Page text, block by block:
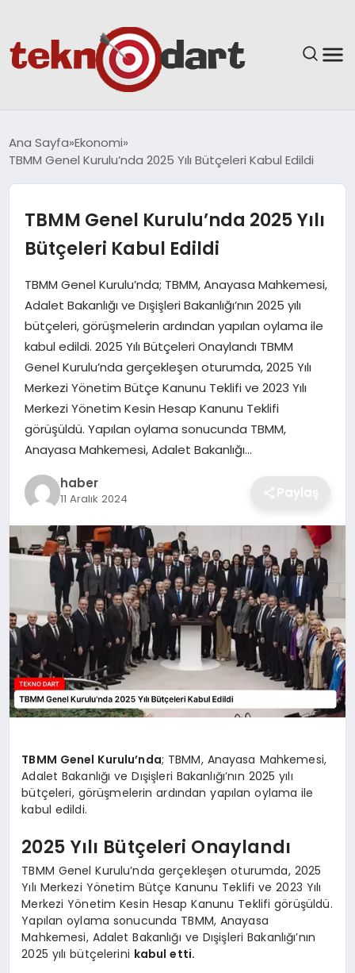
BILIM & TEKNOLOJI
EĞITIM
GÜNDEM
SPOR
EKONOMI
MAGAZIN
OTOMOBIL
TEKNOLOJI
Ana Sayfa Ekonomi
TBMM Genel Kurulu’nda 2025 Yılı Bütçeleri Kabul Edildi
TBMM Genel Kurulu’nda 2025 Yılı
Bütçeleri Kabul Edildi
TBMM Genel Kurulu’nda; TBMM, Anayasa Mahkemesi,
Adalet Bakanlığı ve Dışişleri Bakanlığı’nın 2025 yılı
bütçeleri, görüşmelerin ardından yapılan oylama ile
kabul edildi. 2025 Yılı Bütçeleri Onaylandı TBMM
Genel Kurulu’nda gerçekleşen oturumda, 2025 Yılı
Merkezi Yönetim Bütçe Kanunu Teklifi ve 2023 Yılı
Merkezi Yönetim Kesin Hesap Kanunu Teklifi
görüşüldü. Yapılan oylama sonucunda TBMM,
Anayasa Mahkemesi, Adalet Bakanlığı…
haber
11 Aralık 2024
TBMM Genel Kurulu’nda; TBMM, Anayasa Mahkemesi,
Adalet Bakanlığı ve Dışişleri Bakanlığı’nın 2025 yılı
bütçeleri, görüşmelerin ardından yapılan oylama ile
kabul edildi.
2025 Yılı Bütçeleri Onaylandı
TBMM Genel Kurulu’nda gerçekleşen oturumda, 2025
Yılı Merkezi Yönetim Bütçe Kanunu Teklifi ve 2023 Yılı
Merkezi Yönetim Kesin Hesap Kanunu Teklifi görüşüldü.
Yapılan oylama sonucunda TBMM, Anayasa
Mahkemesi, Adalet Bakanlığı ve Dışişleri Bakanlığı’nın
2025 yılı bütçelerini kabul etti.